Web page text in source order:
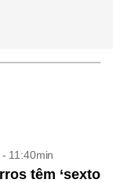
11:40min
têm ‘sexto